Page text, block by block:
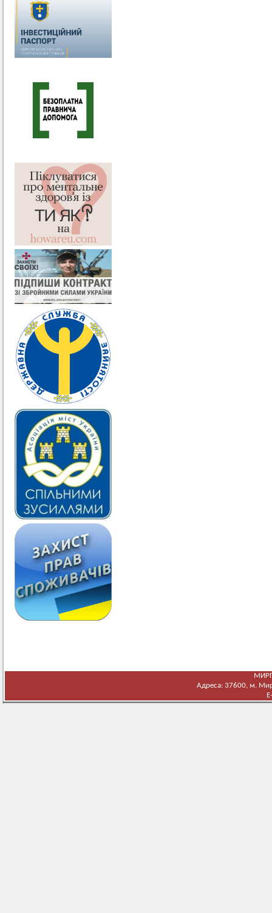
Адреса: 37600, м.